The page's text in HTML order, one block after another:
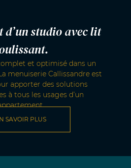
d’un studio avec lit
et optimisé dans un
menuiserie Callissandre est
apporter des solutions
à tous les usages d’un
SAVOIR PLUS